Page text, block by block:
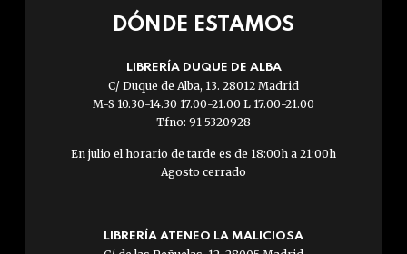
DÓNDE ESTAMOS
LIBRERÍA DUQUE DE ALBA
C/ Duque de Alba, 13. 28012 Madrid
M-S 10.30-14.30 17.00-21.00 L 17.00-21.00
Tfno: 91 5320928
En julio el horario de tarde es de 18:00h a 21:00h
Agosto cerrado
LIBRERÍA ATENEO LA MALICIOSA